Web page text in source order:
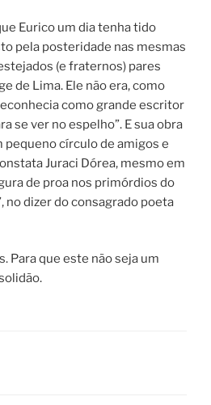
Eurico um dia tenha tido
pela posteridade nas mesmas
(e fraternos) pares
de Lima. Ele não era, como
como grande escritor
se ver no espelho”. E sua obra
pequeno círculo de amigos e
Juraci Dórea, mesmo em
de proa nos primórdios do
no dizer do consagrado poeta
Para que este não seja um